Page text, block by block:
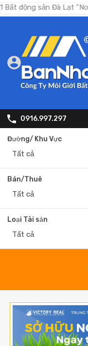
sản Đà Lạt "Nơi bạn
0916.997.297
Đường/ Khu Vực
Tất cả
Bán/Thuê
Tất cả
Loại Tài sản
Tất cả